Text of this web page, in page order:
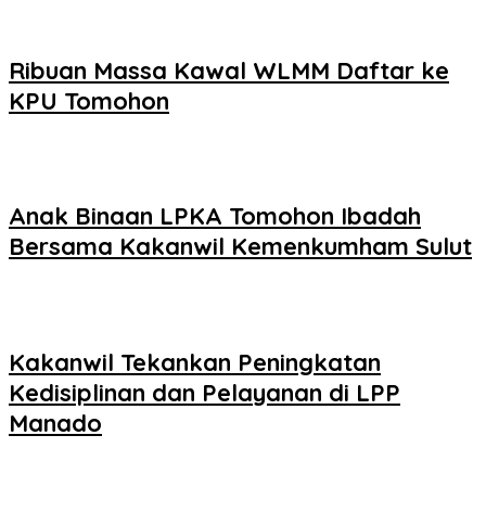
Ribuan Massa Kawal WLMM Daftar ke
KPU Tomohon
Anak Binaan LPKA Tomohon Ibadah
Bersama Kakanwil Kemenkumham Sulut
Kakanwil Tekankan Peningkatan
Kedisiplinan dan Pelayanan di LPP
Manado